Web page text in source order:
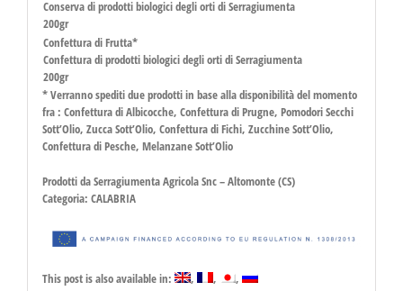
Conserva di prodotti biologici degli orti di Serragiumenta
200gr
Confettura di Frutta*
Confettura di prodotti biologici degli orti di Serragiumenta
200gr
* Verranno spediti due prodotti in base alla disponibilità del momento
fra : Confettura di Albicocche, Confettura di Prugne, Pomodori Secchi
Sott’Olio, Zucca Sott’Olio, Confettura di Fichi, Zucchine Sott’Olio,
Confettura di Pesche, Melanzane Sott’Olio
Prodotti da Serragiumenta Agricola Snc – Altomonte (CS)
Categoria: CALABRIA
This post is also available in: